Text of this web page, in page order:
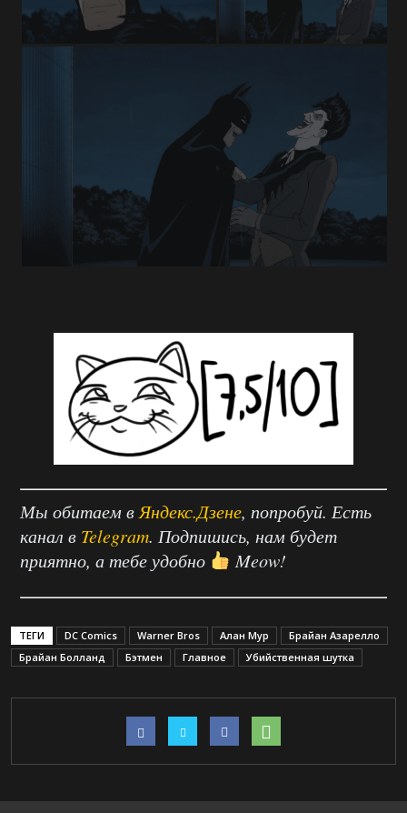
Мы обитаем в Яндекс.Дзене, попробуй. Есть
канал в Telegram. Подпишись, нам будет
приятно, а тебе удобно
Meow!
ТЕГИ DC Comics Warner Bros Алан Мур
Брайан Азарелло
Брайан Болланд
Бэтмен Главное Убийственная шутка